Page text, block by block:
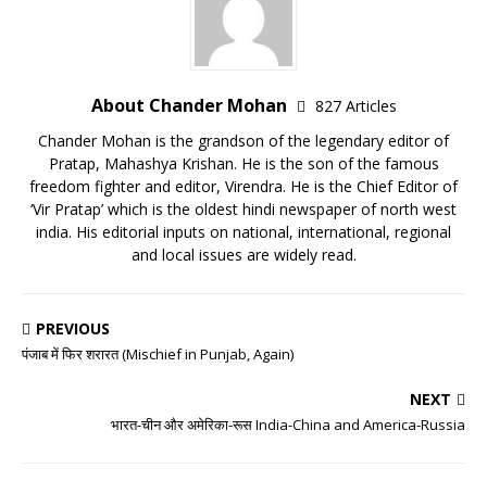
About Chander Mohan
827 Articles
Chander Mohan is the grandson of the legendary editor of
Pratap, Mahashya Krishan. He is the son of the famous
freedom fighter and editor, Virendra. He is the Chief Editor of
‘Vir Pratap’ which is the oldest hindi newspaper of north west
india. His editorial inputs on national, international, regional
and local issues are widely read.
PREVIOUS
पंजाब में फिर शरारत (Mischief in Punjab, Again)
NEXT
भारत-चीन और अमेरिका-रूस India-China and America-Russia